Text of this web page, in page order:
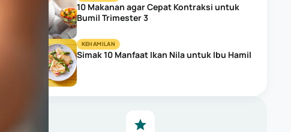
10 Makanan agar Cepat Kontraksi untuk
Bumil Trimester 3
KEHAMILAN
Simak 10 Manfaat Ikan Nila untuk Ibu Hamil